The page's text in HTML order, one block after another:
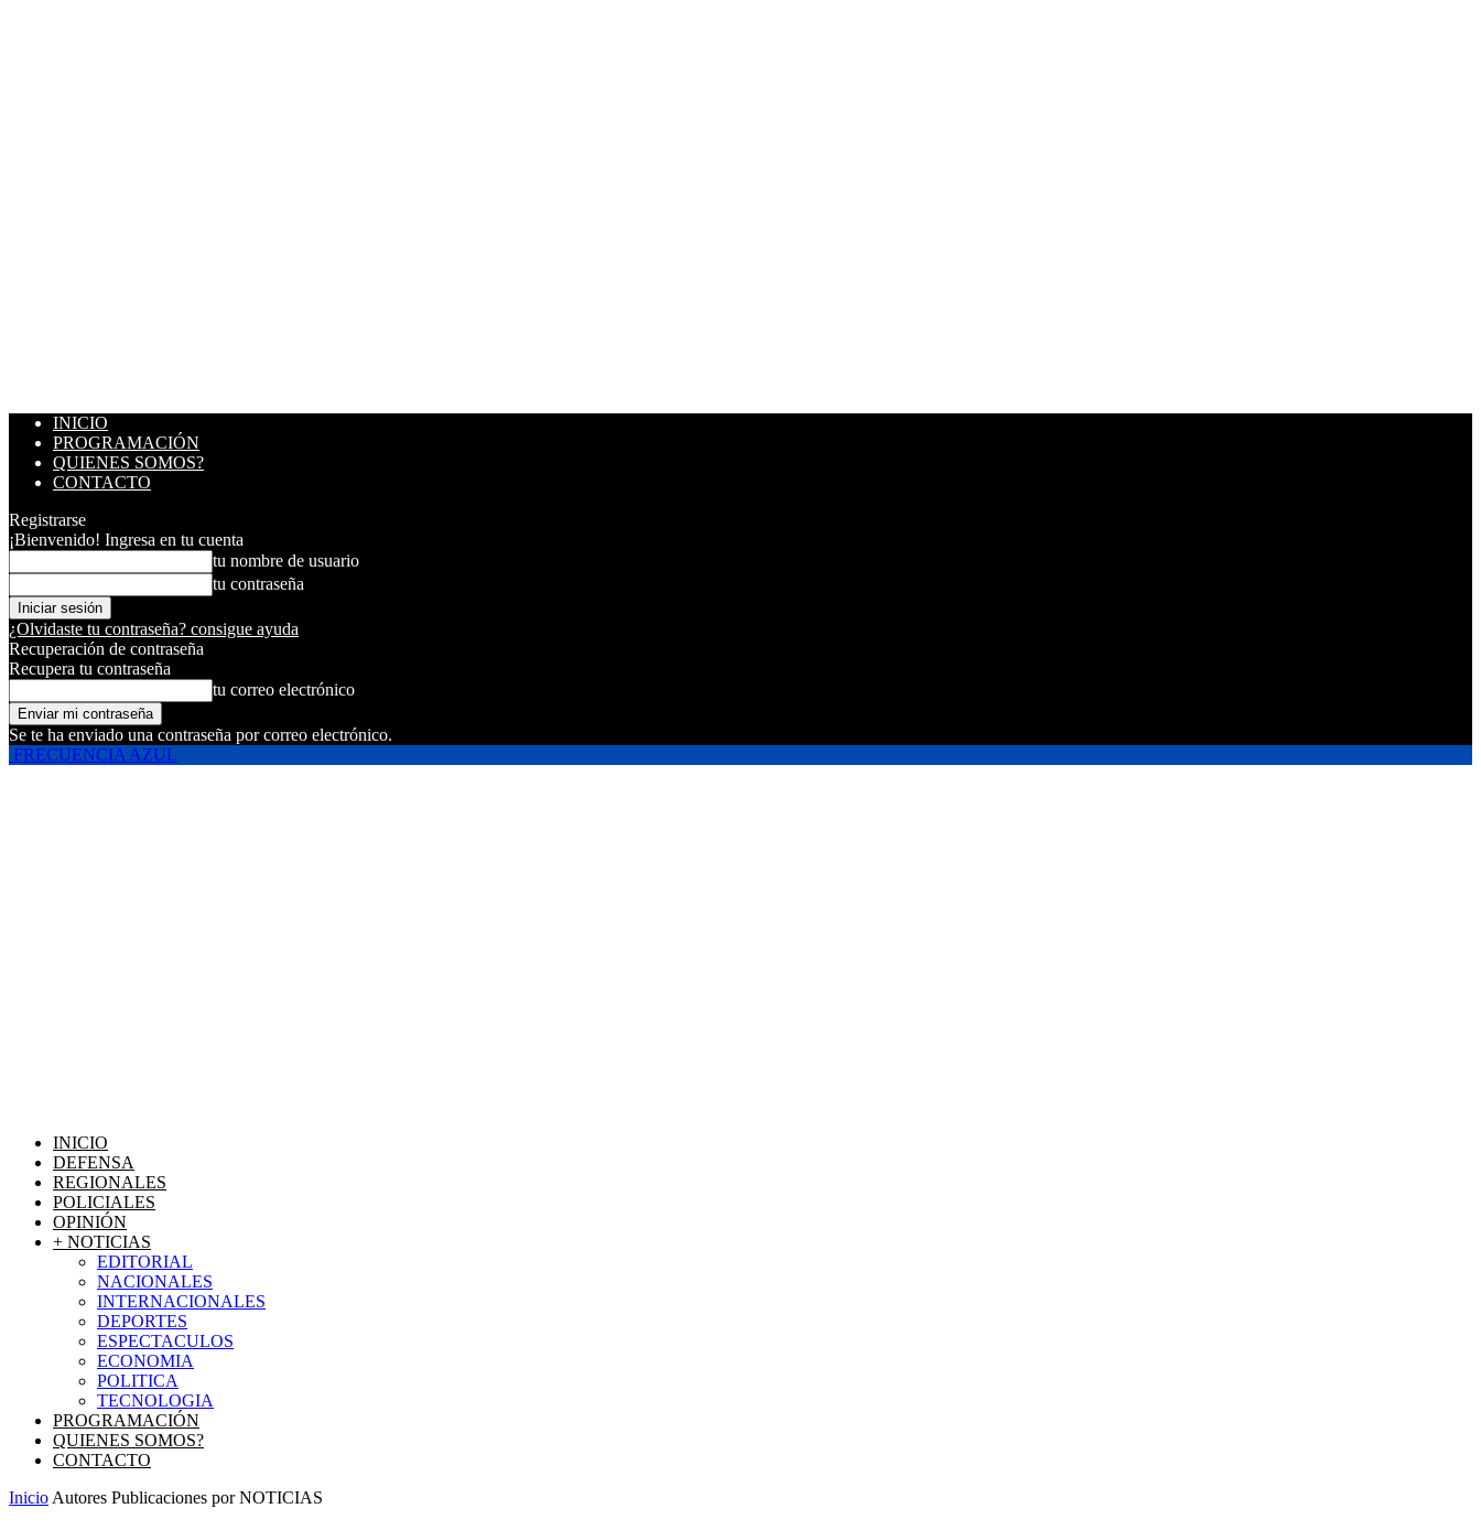
INICIO
PROGRAMACIÓN
QUIENES SOMOS?
CONTACTO
Registrarse
¡Bienvenido! Ingresa en tu cuenta
tu nombre de usuario
tu contraseña
¿Olvidaste tu contraseña? consigue ayuda
Recuperación de contraseña
Recupera tu contraseña
tu correo electrónico
Se te ha enviado una contraseña por correo electrónico.
FRECUENCIA AZUL
INICIO
DEFENSA
REGIONALES
POLICIALES
OPINIÓN
+ NOTICIAS
EDITORIAL
NACIONALES
INTERNACIONALES
DEPORTES
ESPECTACULOS
ECONOMIA
POLITICA
TECNOLOGIA
PROGRAMACIÓN
QUIENES SOMOS?
CONTACTO
Inicio Autores Publicaciones por NOTICIAS